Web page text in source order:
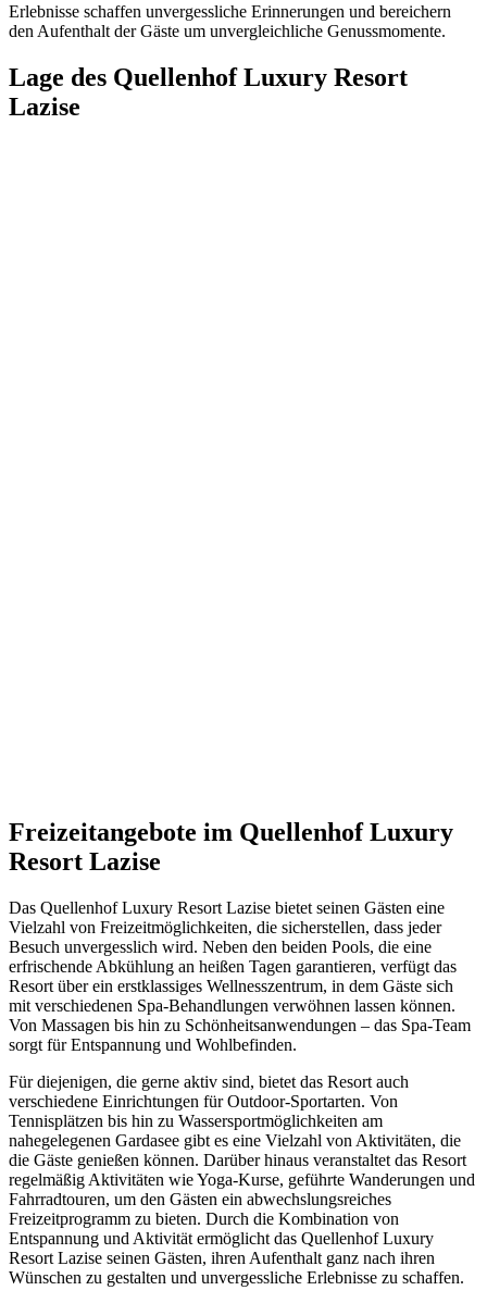
Erlebnisse schaffen unvergessliche Erinnerungen und bereichern
den Aufenthalt der Gäste um unvergleichliche Genussmomente.
Lage des Quellenhof Luxury Resort
Lazise
Freizeitangebote im Quellenhof Luxury
Resort Lazise
Das Quellenhof Luxury Resort Lazise bietet seinen Gästen eine
Vielzahl von Freizeitmöglichkeiten, die sicherstellen, dass jeder
Besuch unvergesslich wird. Neben den beiden Pools, die eine
erfrischende Abkühlung an heißen Tagen garantieren, verfügt das
Resort über ein erstklassiges Wellnesszentrum, in dem Gäste sich
mit verschiedenen Spa-Behandlungen verwöhnen lassen können.
Von Massagen bis hin zu Schönheitsanwendungen – das Spa-Team
sorgt für Entspannung und Wohlbefinden.
Für diejenigen, die gerne aktiv sind, bietet das Resort auch
verschiedene Einrichtungen für Outdoor-Sportarten. Von
Tennisplätzen bis hin zu Wassersportmöglichkeiten am
nahegelegenen Gardasee gibt es eine Vielzahl von Aktivitäten, die
die Gäste genießen können. Darüber hinaus veranstaltet das Resort
regelmäßig Aktivitäten wie Yoga-Kurse, geführte Wanderungen und
Fahrradtouren, um den Gästen ein abwechslungsreiches
Freizeitprogramm zu bieten. Durch die Kombination von
Entspannung und Aktivität ermöglicht das Quellenhof Luxury
Resort Lazise seinen Gästen, ihren Aufenthalt ganz nach ihren
Wünschen zu gestalten und unvergessliche Erlebnisse zu schaffen.